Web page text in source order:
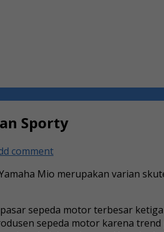
Sporty
comment
Mio merupakan varian
sepeda motor terbesar
sepeda motor karena